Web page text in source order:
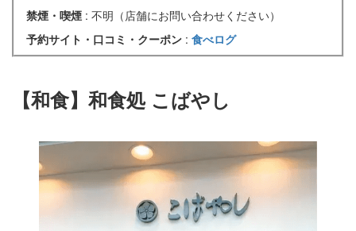
禁煙・喫煙 : 不明（店舗にお問い合わせください）
予約サイト・口コミ・クーポン : 食べログ
【和食】和食処 こばやし